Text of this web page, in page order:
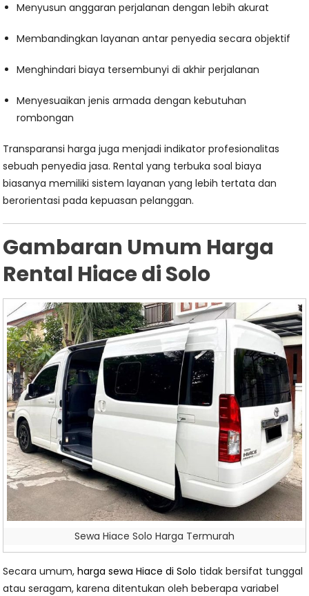
Menyusun anggaran perjalanan dengan lebih akurat
Membandingkan layanan antar penyedia secara objektif
Menghindari biaya tersembunyi di akhir perjalanan
Menyesuaikan jenis armada dengan kebutuhan
rombongan
Transparansi harga juga menjadi indikator profesionalitas
sebuah penyedia jasa. Rental yang terbuka soal biaya
biasanya memiliki sistem layanan yang lebih tertata dan
berorientasi pada kepuasan pelanggan.
Gambaran Umum Harga
Rental Hiace di Solo
Sewa Hiace Solo Harga Termurah
Secara umum,harga sewa Hiace di Solo tidak bersifat tunggal
atau seragam, karena ditentukan oleh beberapa variabel